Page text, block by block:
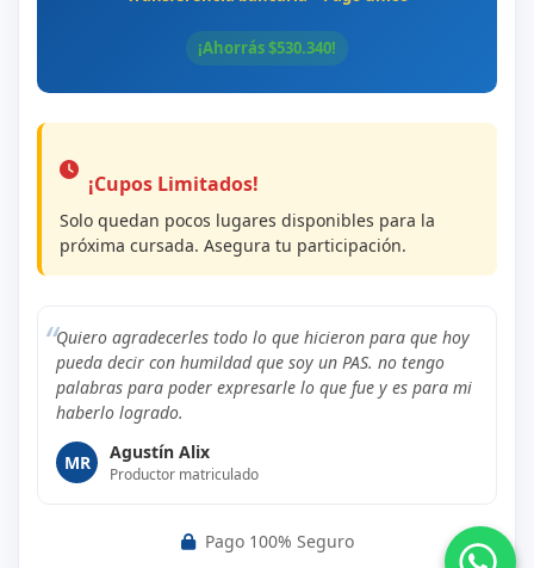
¡Ahorrás $530.340!
¡Cupos Limitados!
Solo quedan pocos lugares disponibles para la
próxima cursada. Asegura tu participación.
Quiero agradecerles todo lo que hicieron para que hoy
pueda decir con humildad que soy un PAS. no tengo
palabras para poder expresarle lo que fue y es para mi
haberlo logrado.
MR Agustín Alix
Productor matriculado
Pago 100% Seguro